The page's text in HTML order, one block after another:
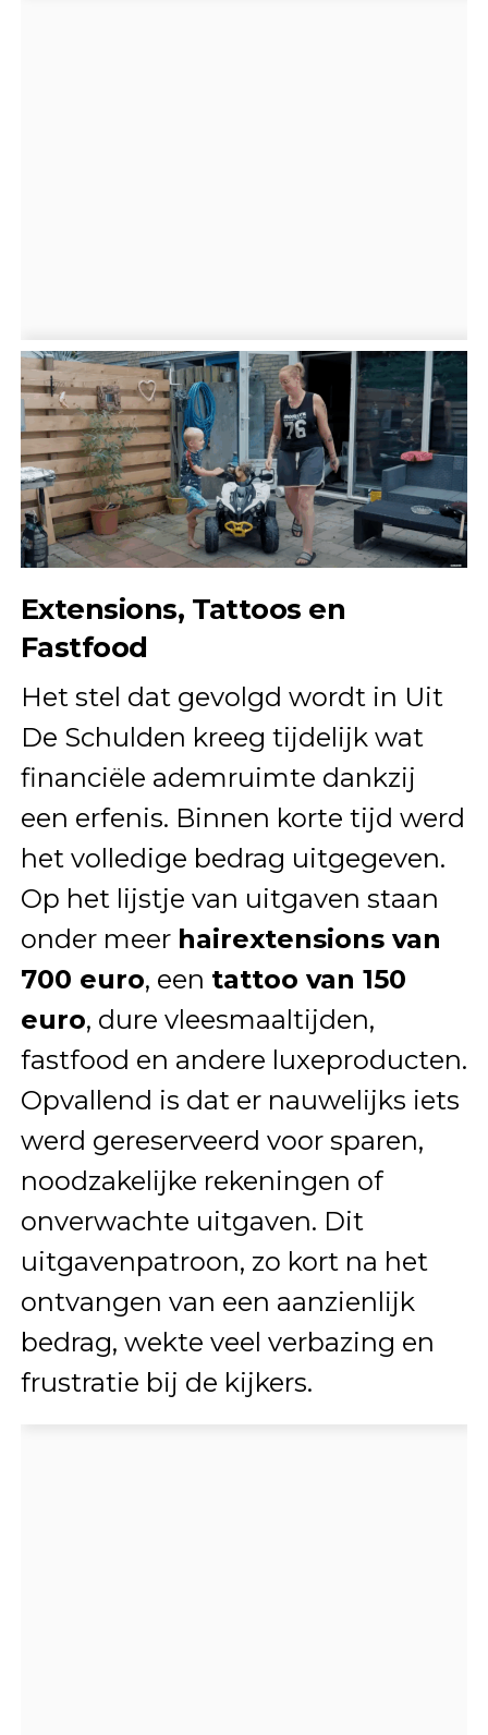
Extensions, Tattoos en
Fastfood
Het stel dat gevolgd wordt in Uit
De Schulden kreeg tijdelijk wat
financiële ademruimte dankzij
een erfenis. Binnen korte tijd werd
het volledige bedrag uitgegeven.
Op het lijstje van uitgaven staan
onder meer hairextensions van
700 euro, een tattoo van 150
euro, dure vleesmaaltijden,
fastfood en andere luxeproducten.
Opvallend is dat er nauwelijks iets
werd gereserveerd voor sparen,
noodzakelijke rekeningen of
onverwachte uitgaven. Dit
uitgavenpatroon, zo kort na het
ontvangen van een aanzienlijk
bedrag, wekte veel verbazing en
frustratie bij de kijkers.